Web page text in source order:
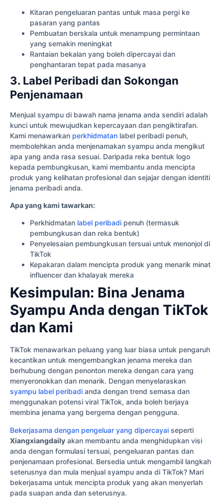
Kitaran pengeluaran pantas untuk masa pergi ke
pasaran yang pantas
Pembuatan berskala untuk menampung permintaan
yang semakin meningkat
Rantaian bekalan yang boleh dipercayai dan
penghantaran tepat pada masanya
3. Label Peribadi dan Sokongan
Penjenamaan
Menjual syampu di bawah nama jenama anda sendiri adalah
kunci untuk mewujudkan kepercayaan dan pengiktirafan.
Kami menawarkan perkhidmatan label peribadi penuh,
membolehkan anda menjenamakan syampu anda mengikut
apa yang anda rasa sesuai. Daripada reka bentuk logo
kepada pembungkusan, kami membantu anda mencipta
produk yang kelihatan profesional dan sejajar dengan identiti
jenama peribadi anda.
Apa yang kami tawarkan:
Perkhidmatan label peribadi penuh (termasuk
pembungkusan dan reka bentuk)
Penyelesaian pembungkusan tersuai untuk menonjol di
TikTok
Kepakaran dalam mencipta produk yang menarik minat
influencer dan khalayak mereka
Kesimpulan: Bina Jenama
Syampu Anda dengan TikTok
dan Kami
TikTok menawarkan peluang yang luar biasa untuk pengaruh
kecantikan untuk mengembangkan jenama mereka dan
berhubung dengan penonton mereka dengan cara yang
menyeronokkan dan menarik. Dengan menyelaraskan
syampu label peribadi anda dengan trend semasa dan
menggunakan potensi viral TikTok, anda boleh berjaya
membina jenama yang bergema dengan pengguna.
Bekerjasama dengan pengeluar yang dipercayai seperti
Xiangxiangdaily akan membantu anda menghidupkan visi
anda dengan formulasi tersuai, pengeluaran pantas dan
penjenamaan profesional. Bersedia untuk mengambil langkah
seterusnya dan mula menjual syampu anda di TikTok? Mari
bekerjasama untuk mencipta produk yang akan menyerlah
pada suapan anda dan seterusnya.